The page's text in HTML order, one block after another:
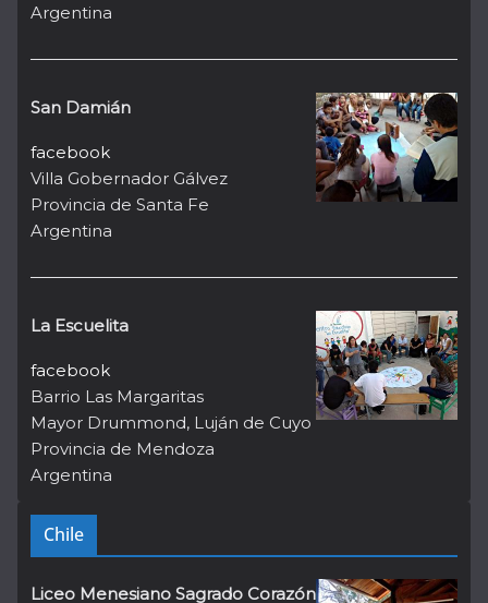
Argentina
San Damián
facebook
Villa Gobernador Gálvez
Provincia de Santa Fe
Argentina
La Escuelita
facebook
Barrio Las Margaritas
Mayor Drummond, Luján de Cuyo
Provincia de Mendoza
Argentina
Chile
Liceo Menesiano Sagrado Corazón